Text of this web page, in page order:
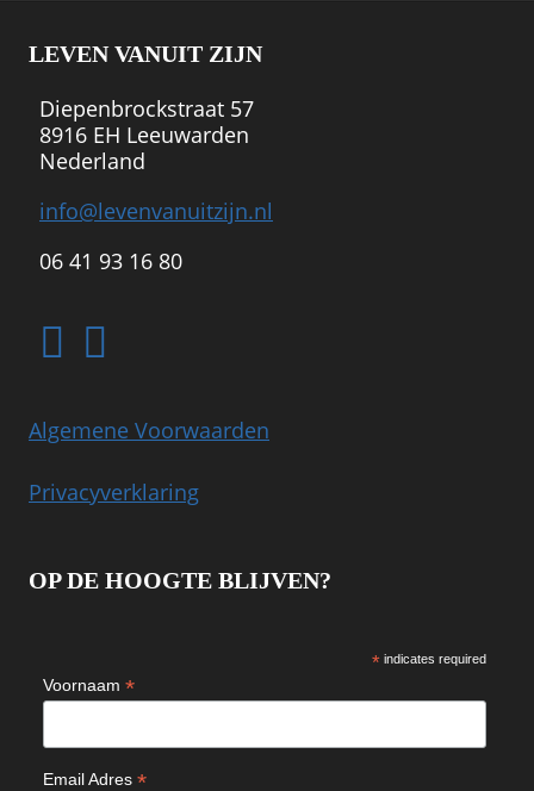
LEVEN VANUIT ZIJN
Diepenbrockstraat 57
8916 EH Leeuwarden
Nederland
info@levenvanuitzijn.nl
06 41 93 16 80
Algemene Voorwaarden
Privacyverklaring
OP DE HOOGTE BLIJVEN?
* indicates required
Voornaam *
Email Adres *